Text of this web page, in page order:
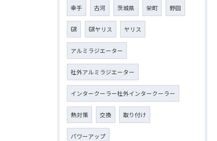
幸手 古河 茨城県 栄町 野田
GR GRヤリス ヤリス
アルミラジエーター
社外アルミラジエーター
インタークーラー社外インタークーラー
熱対策 交換 取り付け
パワーアップ